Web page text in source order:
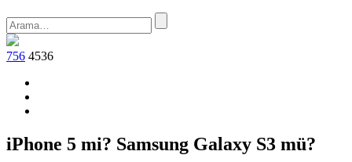
756 4536
iPhone 5 mi? Samsung Galaxy S3 mü?